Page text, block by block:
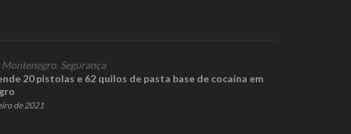
Montenegro Segurança
20 pistolas e 62 quilos de pasta base de cocaína em
de 2021